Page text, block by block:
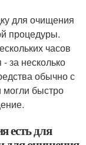
для очищения
процедуры.
часов
за несколько
обычно с
быстро
есть для